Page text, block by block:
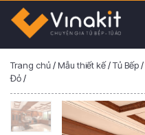
Trang chủ/Mẫu thiết kế/Tủ Bếp/
Đỏ/